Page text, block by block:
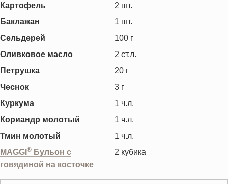
Картофель
2 шт.
Баклажан
1 шт.
Сельдерей
100 г
Оливковое масло
2 ст.л.
Петрушка
20 г
Чеснок
3 г
Куркума
1 ч.л.
Кориандр молотый
1 ч.л.
Тмин молотый
1 ч.л.
MAGGI ® Бульон c
говядиной на косточке
2 кубика